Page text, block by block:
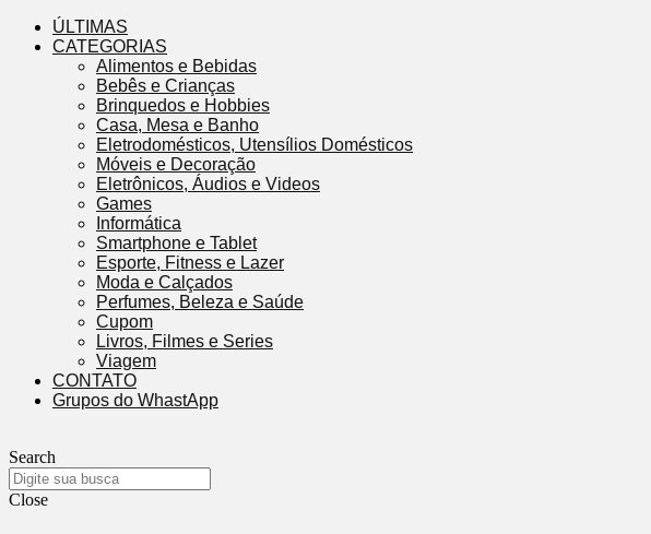
ÚLTIMAS
CATEGORIAS
Alimentos e Bebidas
Bebês e Crianças
Brinquedos e Hobbies
Casa, Mesa e Banho
Eletrodomésticos, Utensílios Domésticos
Móveis e Decoração
Eletrônicos, Áudios e Videos
Games
Informática
Smartphone e Tablet
Esporte, Fitness e Lazer
Moda e Calçados
Perfumes, Beleza e Saúde
Cupom
Livros, Filmes e Series
Viagem
CONTATO
Grupos do WhastApp
Search
Close